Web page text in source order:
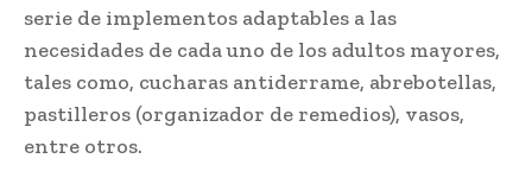
serie de implementos adaptables a las
necesidades de cada uno de los adultos mayores,
tales como, cucharas antiderrame, abrebotellas,
pastilleros (organizador de remedios), vasos,
entre otros.